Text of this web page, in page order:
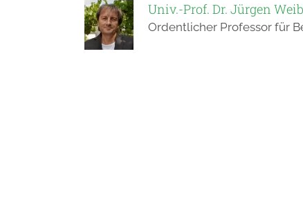
Univ.-Prof. Dr. Jürgen
Ordentlicher Professor für